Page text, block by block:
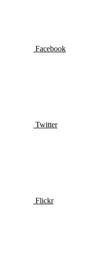
Facebook
Twitter
Flickr